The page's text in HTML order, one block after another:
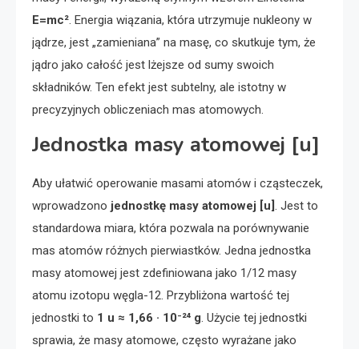
E=mc². Energia wiązania, która utrzymuje nukleony w
jądrze, jest „zamieniana” na masę, co skutkuje tym, że
jądro jako całość jest lżejsze od sumy swoich
składników. Ten efekt jest subtelny, ale istotny w
precyzyjnych obliczeniach mas atomowych.
Jednostka masy atomowej [u]
Aby ułatwić operowanie masami atomów i cząsteczek,
wprowadzono jednostkę masy atomowej [u]. Jest to
standardowa miara, która pozwala na porównywanie
mas atomów różnych pierwiastków. Jedna jednostka
masy atomowej jest zdefiniowana jako 1/12 masy
atomu izotopu węgla-12. Przybliżona wartość tej
jednostki to 1 u ≈ 1,66 · 10⁻²⁴ g. Użycie tej jednostki
sprawia, że masy atomowe, często wyrażane jako